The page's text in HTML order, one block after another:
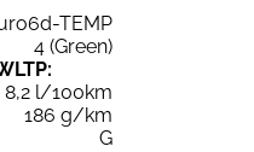
TEMP
4 (Green)
8,2 l/100km
186 g/km
G